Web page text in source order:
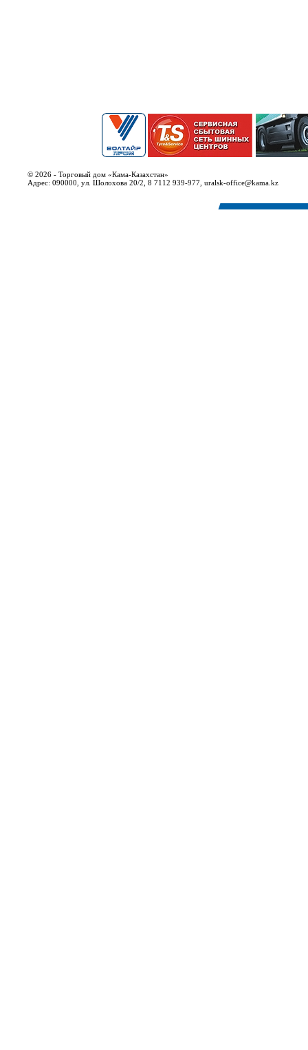
© 2026 - Торговый дом «Кама-Казахстан»
Адрес: 090000, ул. Шолохова 20/2, 8 7112 939-977, uralsk-office@kama.kz